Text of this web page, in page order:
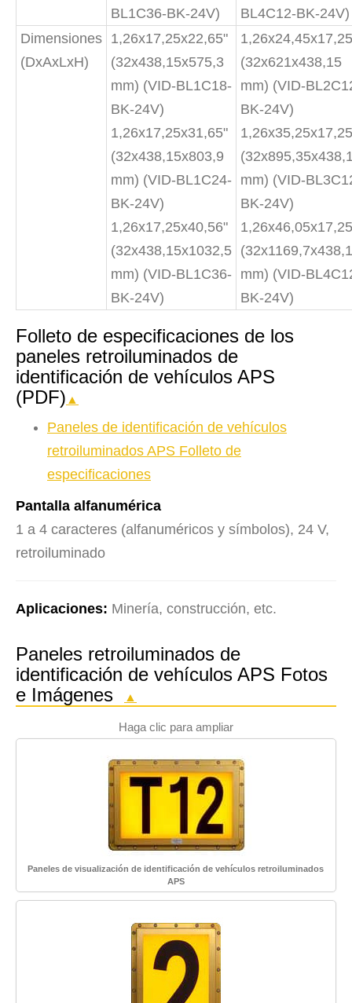
BL1C36-BK-24V)
BL4C12-BK-24V)
Dimensiones
(DxAxLxH)
1,26x17,25x22,65"
(32x438,15x575,3
mm) (VID-BL1C18-
BK-24V)
1,26x17,25x31,65"
(32x438,15x803,9
mm) (VID-BL1C24-
BK-24V)
1,26x17,25x40,56"
(32x438,15x1032,5
mm) (VID-BL1C36-
BK-24V)
(32x621x438,15
mm) (VID-
BK-24V)
mm) (VID-
BK-24V)
mm) (VID-
BK-24V)
Folleto de especificaciones de los
paneles retroiluminados de
identificación de vehículos APS
(PDF) ▲
Paneles de identificación de vehículos
retroiluminados APS Folleto de
especificaciones
Pantalla alfanumérica
1 a 4 caracteres (alfanuméricos y símbolos), 24 V,
retroiluminado
Aplicaciones: Minería, construcción, etc.
Paneles retroiluminados de
identificación de vehículos APS Fotos
e Imágenes
▲
Haga clic para ampliar
Paneles de visualización de identificación de vehículos retroiluminados
APS